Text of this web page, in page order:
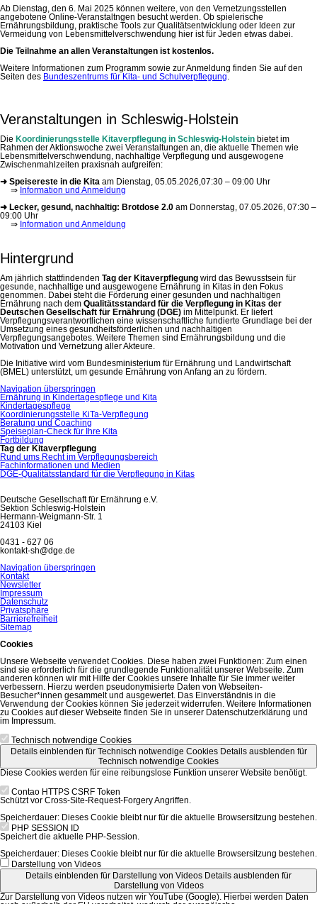
Ab Dienstag, den 6. Mai 2025 können weitere, von den Vernetzungsstellen
angebotene Online-Veranstaltngen besucht werden. Ob spielerische
Ernährungsbildung, praktische Tools zur Qualitätsentwicklung oder Ideen zur
Vermeidung von Lebensmittelverschwendung hier ist für Jeden etwas dabei.
Die Teilnahme an allen Veranstaltungen ist kostenlos.
Weitere Informationen zum Programm sowie zur Anmeldung finden Sie auf den
Seiten des Bundeszentrums für Kita- und Schulverpflegung.
Veranstaltungen in Schleswig-Holstein
Die Koordinierungsstelle Kitaverpflegung in Schleswig-Holstein bietet im
Rahmen der Aktionswoche zwei Veranstaltungen an, die aktuelle Themen wie
Lebensmittelverschwendung, nachhaltige Verpflegung und ausgewogene
Zwischenmahlzeiten praxisnah aufgreifen:
➜ Speisereste in die Kita am Dienstag, 05.05.2026,07:30 – 09:00 Uhr
⇒ Information und Anmeldung
➜ Lecker, gesund, nachhaltig: Brotdose 2.0 am Donnerstag, 07.05.2026, 07:30 –
09:00 Uhr
⇒ Information und Anmeldung
Hintergrund
Am jährlich stattfindenden Tag der Kitaverpflegung wird das Bewusstsein für
gesunde, nachhaltige und ausgewogene Ernährung in Kitas in den Fokus
genommen. Dabei steht die Förderung einer gesunden und nachhaltigen
Ernährung nach dem Qualitätsstandard für die Verpflegung in Kitas der
Deutschen Gesellschaft für Ernährung (DGE) im Mittelpunkt. Er liefert
Verpflegungsverantwortlichen eine wissenschaftliche fundierte Grundlage bei der
Umsetzung eines gesundheitsförderlichen und nachhaltigen
Verpflegungsangebotes. Weitere Themen sind Ernährungsbildung und die
Motivation und Vernetzung aller Akteure.
Die Initiative wird vom Bundesministerium für Ernährung und Landwirtschaft
(BMEL) unterstützt, um gesunde Ernährung von Anfang an zu fördern.
Navigation überspringen
Ernährung in Kindertagespflege und Kita
Kindertagespflege
Koordinierungsstelle KiTa-Verpflegung
Beratung und Coaching
Speiseplan-Check für Ihre Kita
Fortbildung
Tag der Kitaverpflegung
Rund ums Recht im Verpflegungsbereich
Fachinformationen und Medien
DGE-Qualitätsstandard für die Verpflegung in Kitas
Deutsche Gesellschaft für Ernährung e.V.
Sektion Schleswig-Holstein
Hermann-Weigmann-Str. 1
24103 Kiel
0431 - 627 06
kontakt-sh@dge.de
Navigation überspringen
Kontakt
Newsletter
Impressum
Datenschutz
Privatsphäre
Barrierefreiheit
Sitemap
Cookies
Unsere Webseite verwendet Cookies. Diese haben zwei Funktionen: Zum einen
sind sie erforderlich für die grundlegende Funktionalität unserer Webseite. Zum
anderen können wir mit Hilfe der Cookies unsere Inhalte für Sie immer weiter
verbessern. Hierzu werden pseudonymisierte Daten von Webseiten-
Besucher*innen gesammelt und ausgewertet. Das Einverständnis in die
Verwendung der Cookies können Sie jederzeit widerrufen. Weitere Informationen
zu Cookies auf dieser Webseite finden Sie in unserer Datenschutzerklärung und
im Impressum.
Technisch notwendige Cookies
Details einblenden für Technisch notwendige Cookies Details ausblenden für
Technisch notwendige Cookies
Diese Cookies werden für eine reibungslose Funktion unserer Website benötigt.
Contao HTTPS CSRF Token
Schützt vor Cross-Site-Request-Forgery Angriffen.
Speicherdauer: Dieses Cookie bleibt nur für die aktuelle Browsersitzung bestehen.
PHP SESSION ID
Speichert die aktuelle PHP-Session.
Speicherdauer: Dieses Cookie bleibt nur für die aktuelle Browsersitzung bestehen.
Darstellung von Videos
Details einblenden für Darstellung von Videos Details ausblenden für
Darstellung von Videos
Zur Darstellung von Videos nutzen wir YouTube (Google). Hierbei werden Daten